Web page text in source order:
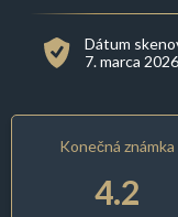
Dátum
7. marca 2026
Konečná známka
4.2